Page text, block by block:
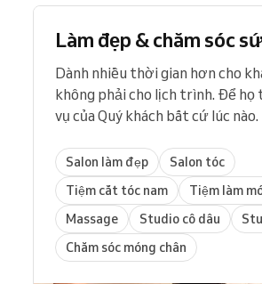
Làm đẹp & chăm sóc
Dành nhiều thời gian hơn cho
không phải cho lịch trình. Để họ
vụ của Quý khách bất cứ lúc nào.
Salon làm đẹp
Salon tóc
Tiệm cắt tóc nam
Tiệm làm
Massage
Studio cô dâu
Chăm sóc móng chân